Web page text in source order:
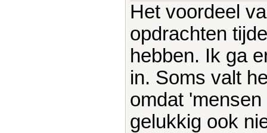
Het voordeel
opdrachten
hebben. Ik ga
in. Soms valt
omdat
gelukkig ook